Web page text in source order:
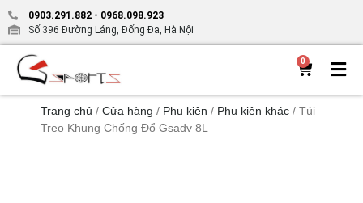
0903.291.882 - 0968.098.923
Số 396 Đường Láng, Đống Đa, Hà Nội
0
Trang chủ / Cửa hàng / Phụ kiện / Phụ kiện khác / Túi
Treo Khung Chống Đổ Gsadv 8L